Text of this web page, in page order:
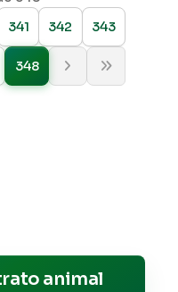
341 342 343
348
animal